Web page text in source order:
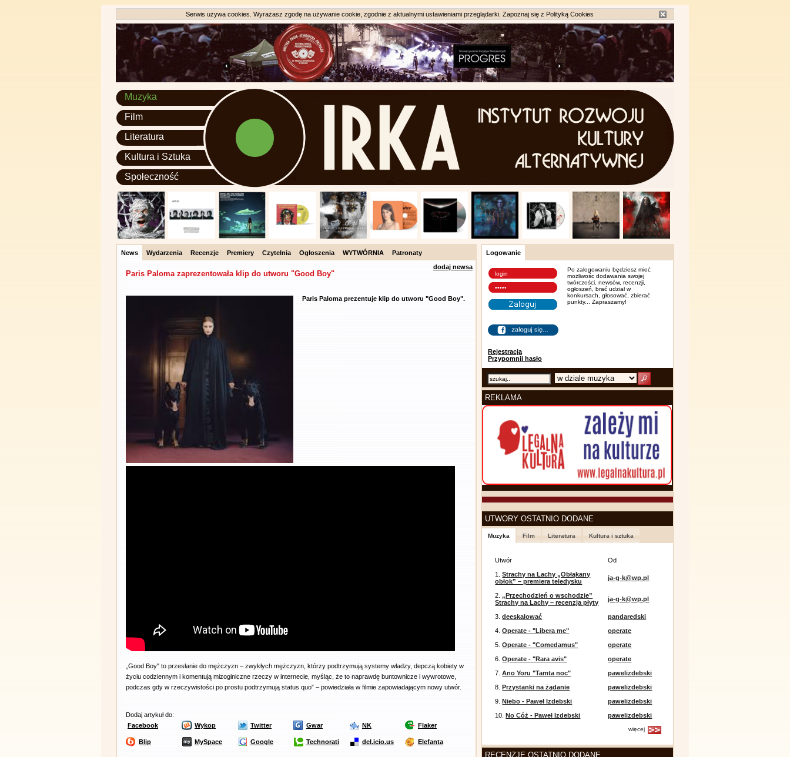
Serwis używa cookies. Wyrażasz zgodę na używanie cookie, zgodnie z aktualnymi ustawieniami przeglądarki. Zapoznaj się z Polityką Cookies
Muzyka
Film
Literatura
Kultura i Sztuka
Społeczność
News Wydarzenia Recenzje Premiery Czytelnia Ogłoszenia WYTWÓRNIA
Patronaty
dodaj newsa
Paris Paloma zaprezentowała klip do utworu "Good Boy"
Paris Paloma prezentuje klip do utworu "Good Boy".
„Good Boy" to przesłanie do mężczyzn – zwykłych mężczyzn, którzy podtrzymują systemy władzy, depczą kobiety w
życiu codziennym i komentują mizoginiczne rzeczy w internecie, myśląc, że to naprawdę buntownicze i wywrotowe,
podczas gdy w rzeczywistości po prostu podtrzymują status quo” – powiedziała w filmie zapowiadającym nowy utwór.
Dodaj artykuł do:
Facebook
Wykop Twitter Gwar NK Flaker
Blip MySpace Google Technorati del.icio.us Elefanta
Logowanie
Rejestracja
Przypomnij hasło
Po zalogowaniu będziesz mieć
możliwośc dodawania swojej
twórczości, newsów, recenzji,
ogłoszeń, brać udział w
konkursach, głosować, zbierać
punkty... Zapraszamy!
REKLAMA
UTWORY OSTATNIO DODANE
Muzyka Film Literatura Kultura i sztuka
Utwór
Od
1.Strachy na Lachy „Obłąkany
obłok” – premiera teledysku
ja-g-k@wp.pl
2.„Przechodzień o wschodzie”
Strachy na Lachy – recenzja płyty
ja-g-k@wp.pl
3.deeskalować
pandaredski
4.Operate - "Libera me"
operate
5.Operate - "Comedamus"
operate
6.Operate - "Rara avis"
operate
7.Ano Yoru "Tamta noc"
pawelizdebski
8.Przystanki na żądanie
pawelizdebski
9.Niebo - Paweł Izdebski
pawelizdebski
10.No Cóż - Paweł Izdebski pawelizdebski
więcej
RECENZJE OSTATNIO DODANE